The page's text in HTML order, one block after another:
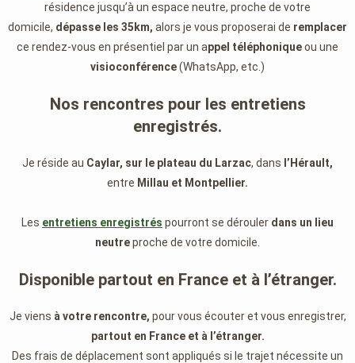
résidence jusqu’à un espace neutre, proche de votre
domicile, dépasse les 35km, alors je vous proposerai de remplacer
ce rendez-vous en présentiel par un appel téléphoniqueou une
visioconférence(WhatsApp, etc.)
Nos rencontres pour les entretiens
enregistrés.
Je réside au Caylar, sur le plateau du Larzac, dans l’Hérault,
entre Millau et Montpellier.
Les entretiens enregistrés pourront se dérouler dans un lieu
neutreproche de votre domicile.
Disponible partout en France et à l’étranger.
Je viens à votre rencontre, pour vous écouter et vous enregistrer,
partout en France et à l’étranger.
Des frais de déplacement sont appliqués si le trajet nécessite un